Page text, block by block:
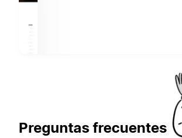
Preguntas frecuentes